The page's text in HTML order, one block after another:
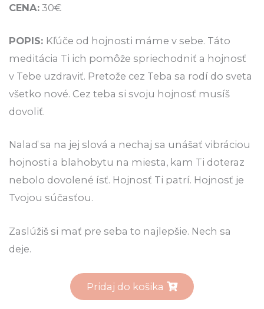
CENA: 30€
POPIS: Kľúče od hojnosti máme v sebe. Táto
meditácia Ti ich pomôže spriechodniť a hojnosť
v Tebe uzdraviť. Pretože cez Teba sa rodí do sveta
všetko nové. Cez teba si svoju hojnosť musíš
dovoliť.
Nalaď sa na jej slová a nechaj sa unášať vibráciou
hojnosti a blahobytu na miesta, kam Ti doteraz
nebolo dovolené ísť. Hojnosť Ti patrí. Hojnosť je
Tvojou súčasťou.
Zaslúžiš si mať pre seba to najlepšie. Nech sa
deje.
Pridaj do košika